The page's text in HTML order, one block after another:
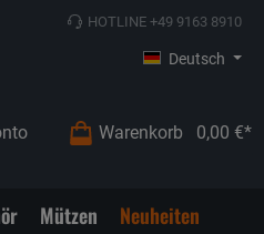
HOTLINE +49 9163 8910
Deutsch
Warenkorb 0,00 €*
Mützen
Neuheiten